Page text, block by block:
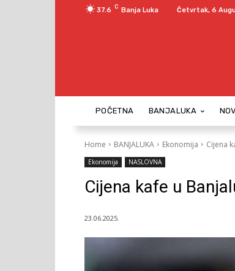
37.6 C Banja Luka Četvrtak, 6
POČETNA BANJALUKA
Home BANJALUKA Ekonomija Cijena
Ekonomija NASLOVNA
Cijena kafe u
23.06.2025.